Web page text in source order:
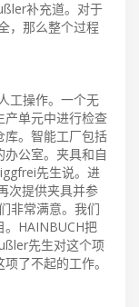
补充道。对于
，那么整个过程
工操作。一个无
产单元中进行检查
库。智能工厂包括
公室。夹具和自
先生说。进
次提供夹具并参
非常满意。我们
。HAINBUCH把
先生对这个项
了不起的工作。